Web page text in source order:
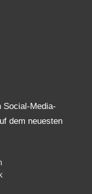
Social-Media-
dem neuesten